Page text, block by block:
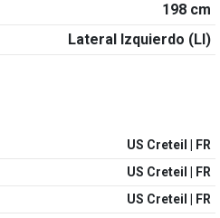
198 cm
Lateral Izquierdo (LI)
US Creteil | FR
US Creteil | FR
US Creteil | FR